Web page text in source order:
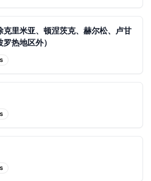
克里米亚、顿涅茨克、赫尔松、卢甘
热地区外）